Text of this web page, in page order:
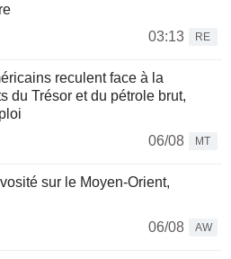
03:13
RE
reculent face à la
du Trésor et du pétrole brut,
06/08
MT
sur le Moyen-Orient,
06/08
AW